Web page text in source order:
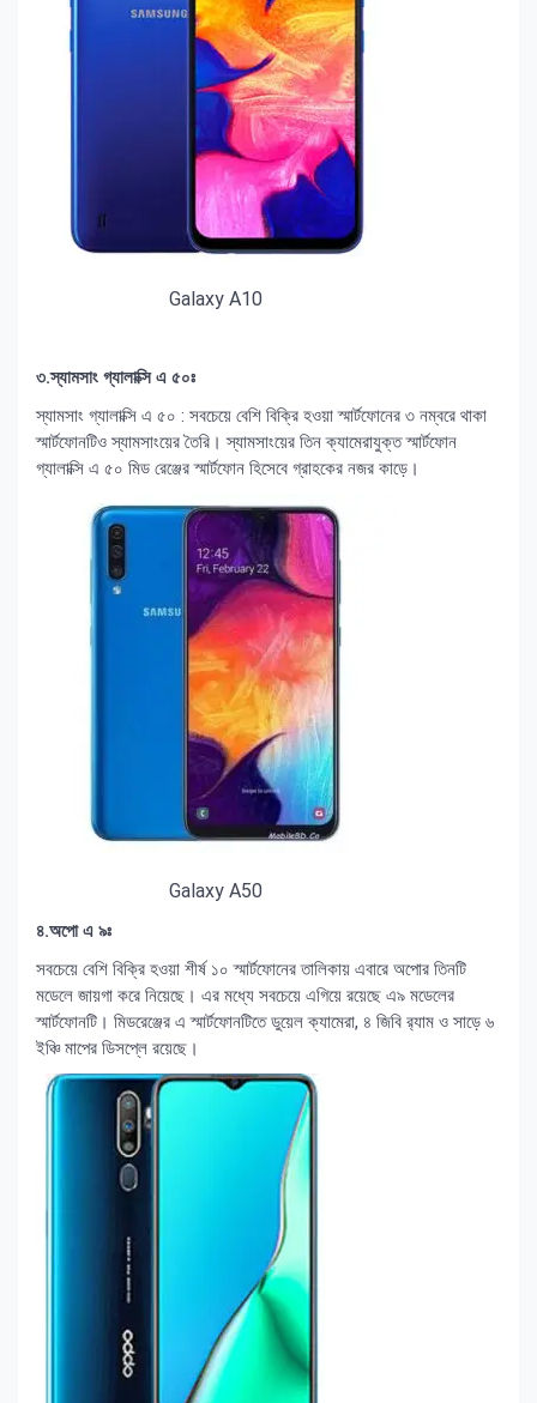
Galaxy A10
৩.স্যামসাং গ্যালাক্সি এ ৫০ঃ
স্যামসাং গ্যালাক্সি এ ৫০ : সবচেয়ে বেশি বিক্রি হওয়া স্মার্টফোনের ৩ নম্বরে থাকা
স্মার্টফোনটিও স্যামসাংয়ের তৈরি। স্যামসাংয়ের তিন ক্যামেরাযুক্ত স্মার্টফোন
গ্যালাক্সি এ ৫০ মিড রেঞ্জের স্মার্টফোন হিসেবে গ্রাহকের নজর কাড়ে।
Galaxy A50
৪.অপো এ ৯ঃ
সবচেয়ে বেশি বিক্রি হওয়া শীর্ষ ১০ স্মার্টফোনের তালিকায় এবারে অপোর তিনটি
মডেলে জায়গা করে নিয়েছে। এর মধ্যে সবচেয়ে এগিয়ে রয়েছে এ৯ মডেলের
স্মার্টফোনটি। মিডরেঞ্জের এ স্মার্টফোনটিতে ডুয়েল ক্যামেরা, ৪ জিবি র‍্যাম ও সাড়ে ৬
ইঞ্চি মাপের ডিসপ্লে রয়েছে।